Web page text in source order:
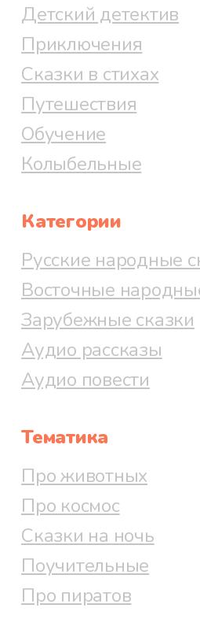
Детский детектив
Приключения
Сказки в стихах
Путешествия
Обучение
Колыбельные
Категории
Русские народные
Восточные
Зарубежные сказки
Аудио рассказы
Аудио повести
Тематика
Про животных
Про космос
Сказки на ночь
Поучительные
Про пиратов